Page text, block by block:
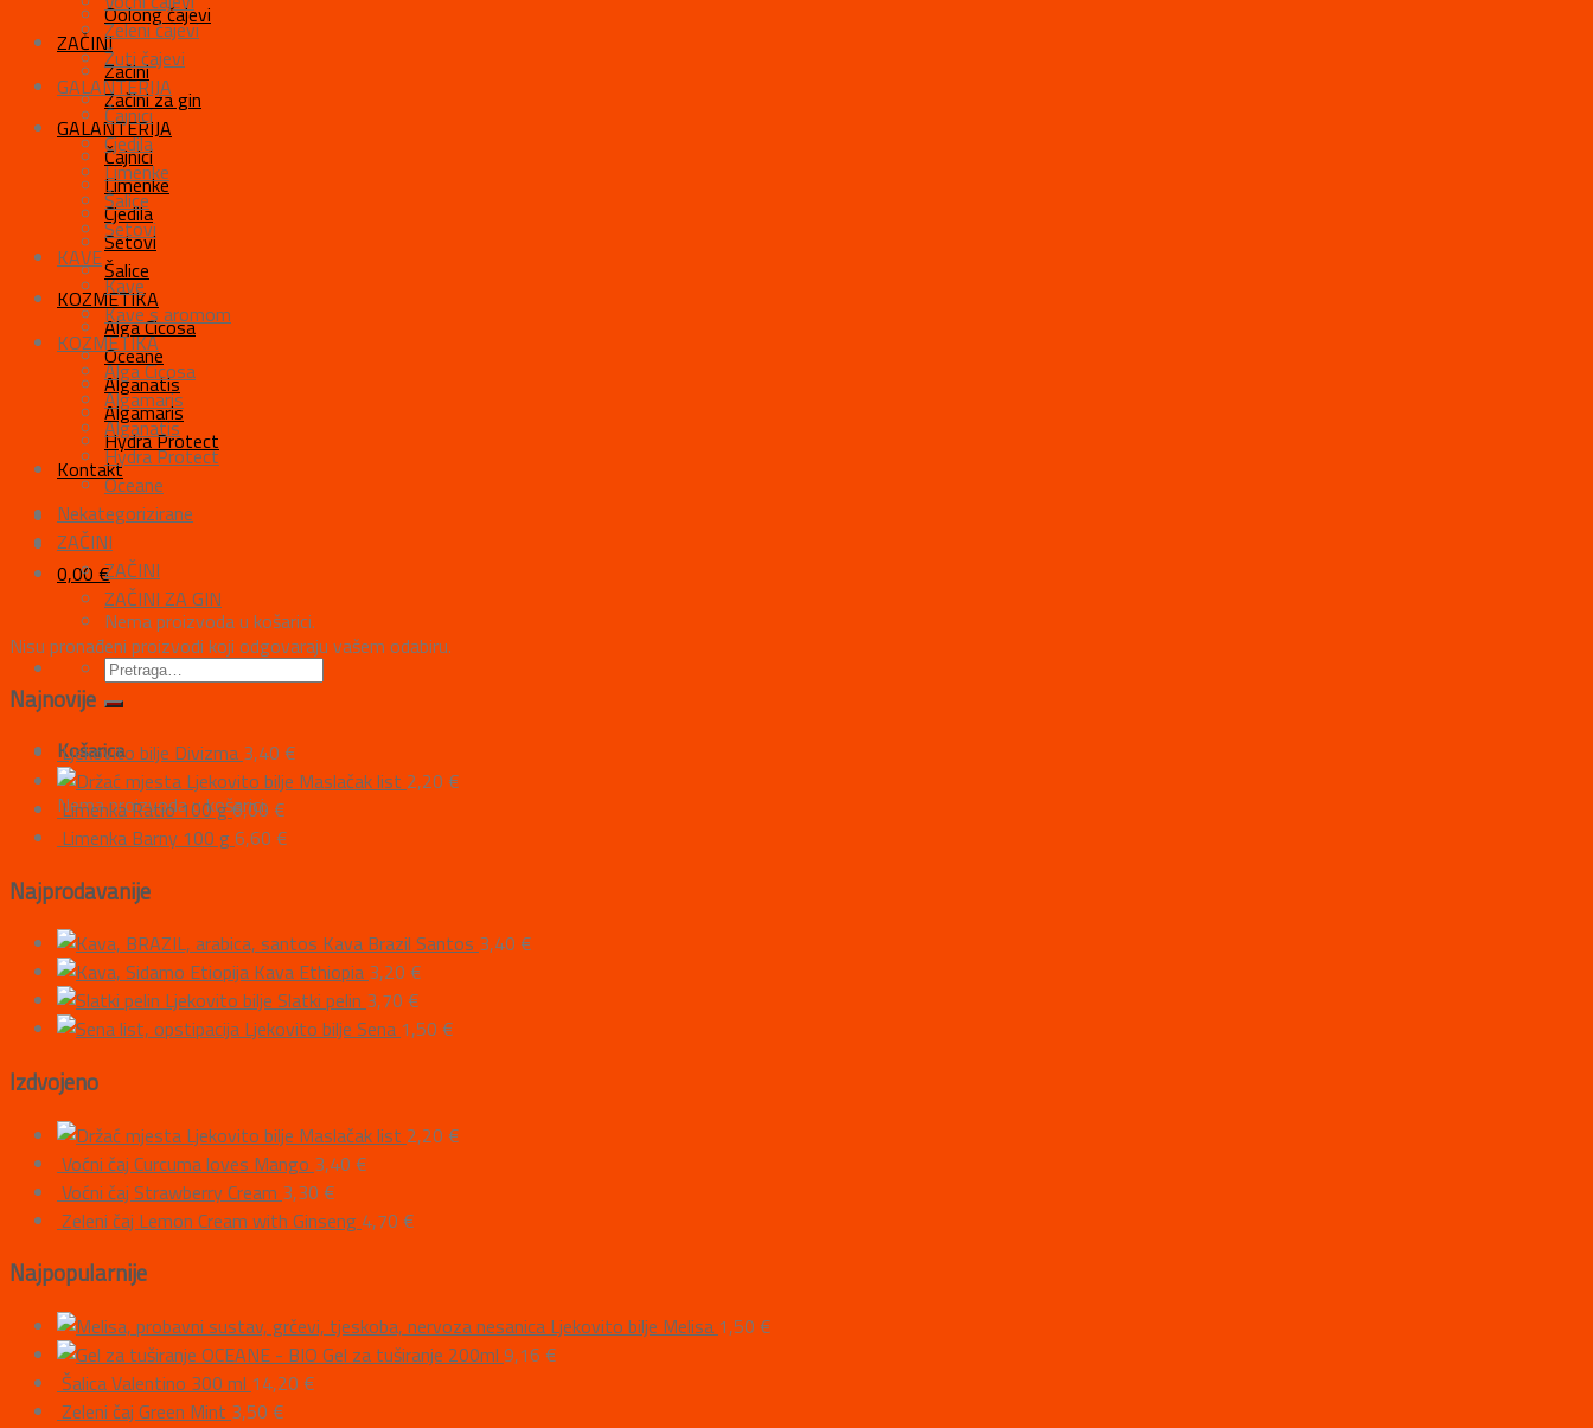
Oolong čajevi
ZAČINI
Začini
Začini za gin
GALANTERIJA
Čajnici
Limenke
Cjedila
Setovi
Šalice
KOZMETIKA
Alga Cicosa
Oceane
Alganatis
Algamaris
Hydra Protect
Kontakt
0,00 €
Nema proizvoda u košarici.
Košarica
Nema proizvoda u košarici.
Zeleni čajevi
Žuti čajevi
GALANTERIJA
Čajnici
Cjedila
Limenke
Šalice
Setovi
KAVE
Kave
Kave s aromom
KOZMETIKA
Alga Cicosa
Algamaris
Alganatis
Hydra Protect
Oceane
Nekategorizirane
ZAČINI
ZAČINI
ZAČINI ZA GIN
Nisu pronađeni proizvodi koji odgovaraju vašem odabiru.
Najnovije
Ljekovito bilje Divizma 3,40 €
Ljekovito bilje Maslačak list 2,20 €
Limenka Ratio 100 g6,00 €
Limenka Barny 100 g 6,60 €
Najprodavanije
Kava Brazil Santos 3,40 €
Kava Ethiopia 3,20 €
Ljekovito bilje Slatki pelin 3,70 €
Ljekovito bilje Sena 1,50 €
Izdvojeno
Ljekovito bilje Maslačak list 2,20 €
Voćni čaj Curcuma loves Mango 3,40 €
Voćni čaj Strawberry Cream 3,30 €
Zeleni čaj Lemon Cream with Ginseng 4,70 €
Najpopularnije
Ljekovito bilje Melisa 1,50 €
OCEANE - BIO Gel za tuširanje 200ml 9,16 €
Šalica Valentino 300 ml 14,20 €
Zeleni čaj Green Mint 3,50 €